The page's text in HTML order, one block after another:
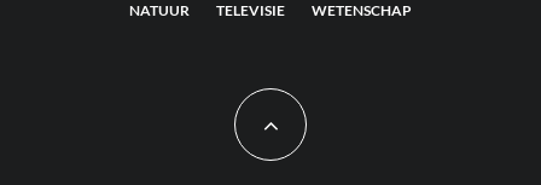
NATUUR TELEVISIE WETENSCHAP